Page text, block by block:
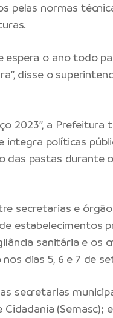
pelas normas
espera o ano todo
disse o
2023”, a
integra políticas
das pastas durante
secretarias e
estabelecimentos
sanitária e os
dias 5, 6 e 7 de
secretarias
(Semasc);